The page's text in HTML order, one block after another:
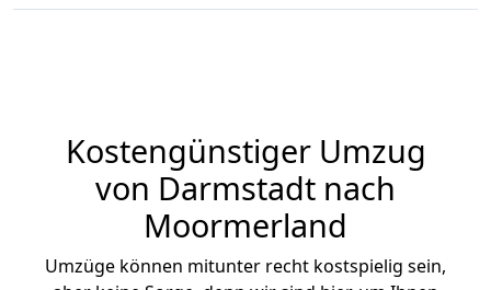
Kostengünstiger Umzug
von Darmstadt nach
Moormerland
Umzüge können mitunter recht kostspielig sein,